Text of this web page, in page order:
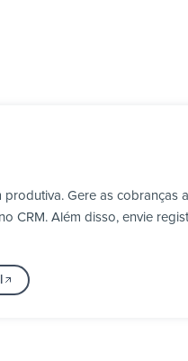
Gere as cobranças
CRM. Além disso, envie